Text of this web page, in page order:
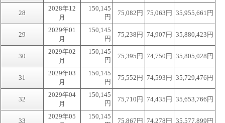
28
2028年12
月
150,145
円
75,082円 75,063円 35,955,661円
29
2029年01
月
150,145
円
75,238円 74,907円 35,880,423円
30
2029年02
月
150,145
円
75,395円 74,750円 35,805,028円
31
2029年03
月
150,145
円
75,552円 74,593円 35,729,476円
32
2029年04
月
150,145
円
75,710円 74,435円 35,653,766円
33
2029年05
150,145
75,867円 74,278円 35,577,899円